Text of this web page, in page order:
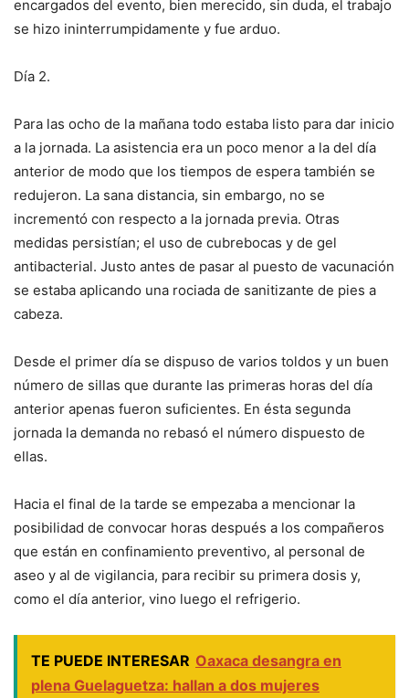
encargados del evento, bien merecido, sin duda, el trabajo
se hizo ininterrumpidamente y fue arduo.
Día 2.
Para las ocho de la mañana todo estaba listo para dar inicio
a la jornada. La asistencia era un poco menor a la del día
anterior de modo que los tiempos de espera también se
redujeron. La sana distancia, sin embargo, no se
incrementó con respecto a la jornada previa. Otras
medidas persistían; el uso de cubrebocas y de gel
antibacterial. Justo antes de pasar al puesto de vacunación
se estaba aplicando una rociada de sanitizante de pies a
cabeza.
Desde el primer día se dispuso de varios toldos y un buen
número de sillas que durante las primeras horas del día
anterior apenas fueron suficientes. En ésta segunda
jornada la demanda no rebasó el número dispuesto de
ellas.
Hacia el final de la tarde se empezaba a mencionar la
posibilidad de convocar horas después a los compañeros
que están en confinamiento preventivo, al personal de
aseo y al de vigilancia, para recibir su primera dosis y,
como el día anterior, vino luego el refrigerio.
TE PUEDE INTERESAR Oaxaca desangra en
plena Guelaguetza: hallan a dos mujeres